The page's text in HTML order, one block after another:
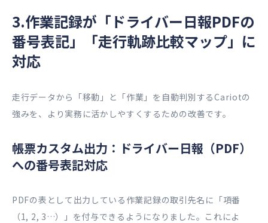
3.作業記録が「ドライバー日報PDFの
番号表記」「走行軌跡比較マップ」に
対応
走行データから「移動」と「作業」を自動判別するCariotの
強みを、より実務に活かしやすくするための改善です。
帳票カスタム出力：ドライバー日報（PDF）
への番号表記対応
PDFの表として出力している作業記録の取引先名に「項番
（1, 2, 3…）」を付与できるようになりました。これによ